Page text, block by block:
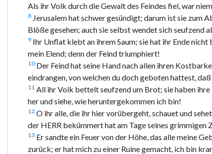
Als ihr Volk durch die Gewalt des Feindes fiel, war
8 Jerusalem hat schwer gesündigt; darum ist sie zum
Blöße gesehen; auch sie selbst wendet sich seufzend
9 Ihr Unflat klebt an ihrem Saum; sie hat ihr Ende
mein Elend; denn der Feind triumphiert!
10Der Feind hat seine Hand nach allen ihren
eindrangen, von welchen du doch geboten hattest,
11 All ihr Volk bettelt seufzend um Brot; sie haben ihre
her und siehe, wie heruntergekommen ich bin!
12 O ihr alle, die ihr hier vorübergeht, schauet und
der HERR bekümmert hat am Tage seines grimmigen
13 Er sandte ein Feuer von der Höhe, das alle meine
zurück; er hat mich zu einer Ruine gemacht, ich bin